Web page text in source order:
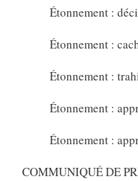
Étonnement :
Étonnement :
Étonnement :
Étonnement :
Étonnement :
COMMUNIQUÉ DE